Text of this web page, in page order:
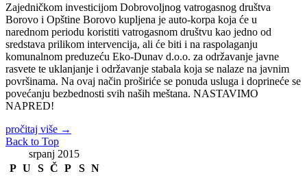
Zajedničkom investicijom Dobrovoljnog vatrogasnog društva
Borovo i Opštine Borovo kupljena je auto-korpa koja će u
narednom periodu koristiti vatrogasnom društvu kao jedno od
sredstava prilikom intervencija, ali će biti i na raspolaganju
komunalnom preduzeću Eko-Dunav d.o.o. za održavanje javne
rasvete te uklanjanje i održavanje stabala koja se nalaze na javnim
površinama. Na ovaj način proširiće se ponuda usluga i doprineće se
povećanju bezbednosti svih naših meštana. NASTAVIMO
NAPRED!
pročitaj više →
Back to Top
srpanj 2015
P U S Č P S N